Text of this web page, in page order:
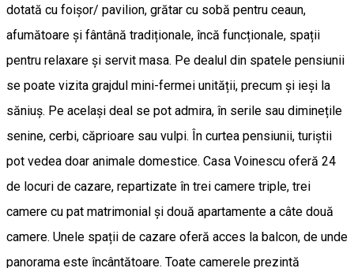
dotată cu foișor/ pavilion, grătar cu sobă pentru ceaun,
afumătoare și fântână tradiționale, încă funcționale, spații
pentru relaxare și servit masa. Pe dealul din spatele pensiunii
se poate vizita grajdul mini-fermei unității, precum și ieși la
săniuș. Pe același deal se pot admira, în serile sau diminețile
senine, cerbi, căprioare sau vulpi. În curtea pensiunii, turiștii
pot vedea doar animale domestice. Casa Voinescu oferă 24
de locuri de cazare, repartizate în trei camere triple, trei
camere cu pat matrimonial și două apartamente a câte două
camere. Unele spații de cazare oferă acces la balcon, de unde
panorama este încântătoare. Toate camerele prezintă